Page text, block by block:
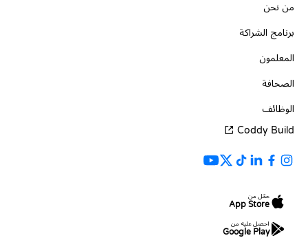
من نحن
برنامج الشراكة
المعلمون
الصحافة
الوظائف
Coddy Build
حمّل من
App Store
احصل عليه من
Google Play